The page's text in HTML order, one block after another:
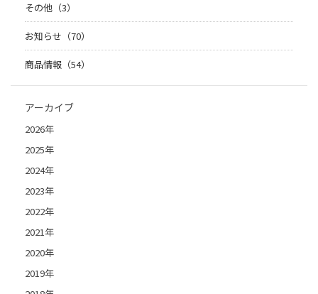
その他（3）
お知らせ（70）
商品情報（54）
アーカイブ
2026年
2025年
2024年
2023年
2022年
2021年
2020年
2019年